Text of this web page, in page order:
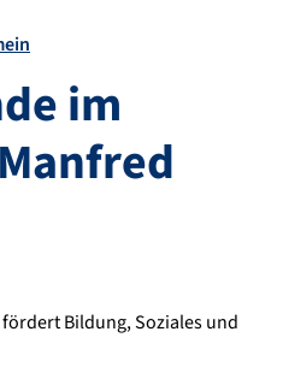
im
Bildung, Soziales und